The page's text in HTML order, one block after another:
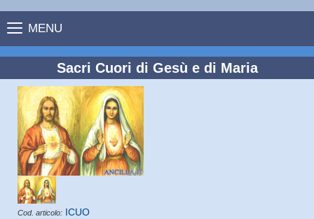
MENU
Sacri Cuori di Gesù e di Maria
Cod. articolo: ICUO